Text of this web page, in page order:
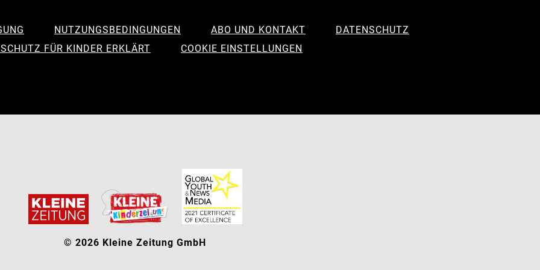
NUTZUNGSBEDINGUNGEN ABO UND KONTAKT
DATENSCHUTZ
FÜR KINDER ERKLÄRT
COOKIE EINSTELLUNGEN
© 2026 Kleine Zeitung GmbH